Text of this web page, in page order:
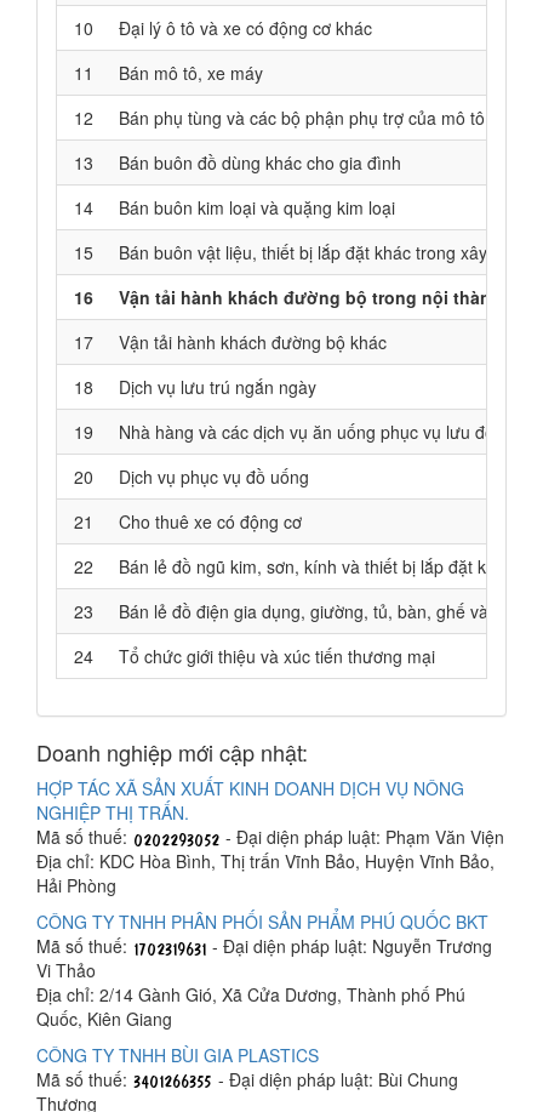
10
Đại lý ô tô và xe có động cơ khác
11
Bán mô tô, xe máy
12
Bán phụ tùng và các bộ phận phụ trợ của mô tô, xe
13
Bán buôn đồ dùng khác cho gia đình
14
Bán buôn kim loại và quặng kim loại
15
Bán buôn vật liệu, thiết bị lắp đặt khác trong xây dựng
16
Vận tải hành khách đường bộ trong nội thành,
17
Vận tải hành khách đường bộ khác
18
Dịch vụ lưu trú ngắn ngày
19
Nhà hàng và các dịch vụ ăn uống phục vụ lưu động
20
Dịch vụ phục vụ đồ uống
21
Cho thuê xe có động cơ
22
Bán lẻ đồ ngũ kim, sơn, kính và thiết bị lắp đặt khác
23
Bán lẻ đồ điện gia dụng, giường, tủ, bàn, ghế và đồ
24
Tổ chức giới thiệu và xúc tiến thương mại
Doanh nghiệp mới cập nhật:
HỢP TÁC XÃ SẢN XUẤT KINH DOANH DỊCH VỤ NÔNG
NGHIỆP THỊ TRẤN.
Mã số thuế:
- Đại diện pháp luật: Phạm Văn Viện
Địa chỉ: KDC Hòa Bình, Thị trấn Vĩnh Bảo, Huyện Vĩnh Bảo,
Hải Phòng
CÔNG TY TNHH PHÂN PHỐI SẢN PHẨM PHÚ QUỐC BKT
Mã số thuế:
- Đại diện pháp luật: Nguyễn Trương
Vi Thảo
Địa chỉ: 2/14 Gành Gió, Xã Cửa Dương, Thành phố Phú
Quốc, Kiên Giang
CÔNG TY TNHH BÙI GIA PLASTICS
Mã số thuế:
- Đại diện pháp luật: Bùi Chung
Thương